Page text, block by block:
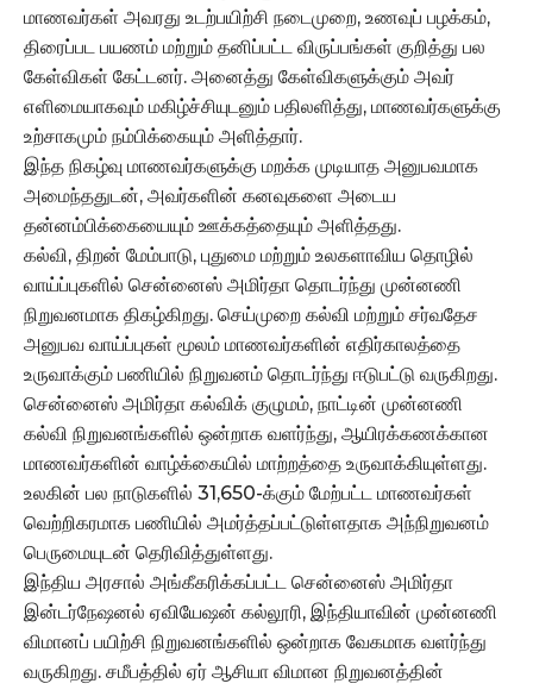
மாணவர்கள் அவரது உடற்பயிற்சி நடைமுறை, உணவுப் பழக்கம்,
திரைப்பட பயணம் மற்றும் தனிப்பட்ட விருப்பங்கள் குறித்து பல
கேள்விகள் கேட்டனர். அனைத்து கேள்விகளுக்கும் அவர்
எளிமையாகவும் மகிழ்ச்சியுடனும் பதிலளித்து, மாணவர்களுக்கு
உற்சாகமும் நம்பிக்கையும் அளித்தார்.
இந்த நிகழ்வு மாணவர்களுக்கு மறக்க முடியாத அனுபவமாக
அமைந்ததுடன், அவர்களின் கனவுகளை அடைய
தன்னம்பிக்கையையும் ஊக்கத்தையும் அளித்தது.
கல்வி, திறன் மேம்பாடு, புதுமை மற்றும் உலகளாவிய தொழில்
வாய்ப்புகளில் சென்னைஸ் அமிர்தா தொடர்ந்து முன்னணி
நிறுவனமாக திகழ்கிறது. செய்முறை கல்வி மற்றும் சர்வதேச
அனுபவ வாய்ப்புகள் மூலம் மாணவர்களின் எதிர்காலத்தை
உருவாக்கும் பணியில் நிறுவனம் தொடர்ந்து ஈடுபட்டு வருகிறது.
சென்னைஸ் அமிர்தா கல்விக் குழுமம், நாட்டின் முன்னணி
கல்வி நிறுவனங்களில் ஒன்றாக வளர்ந்து, ஆயிரக்கணக்கான
மாணவர்களின் வாழ்க்கையில் மாற்றத்தை உருவாக்கியுள்ளது.
உலகின் பல நாடுகளில் 31,650-க்கும் மேற்பட்ட மாணவர்கள்
வெற்றிகரமாக பணியில் அமர்த்தப்பட்டுள்ளதாக அந்நிறுவனம்
பெருமையுடன் தெரிவித்துள்ளது.
இந்திய அரசால் அங்கீகரிக்கப்பட்ட சென்னைஸ் அமிர்தா
இன்டர்நேஷனல் ஏவியேஷன் கல்லூரி, இந்தியாவின் முன்னணி
விமானப் பயிற்சி நிறுவனங்களில் ஒன்றாக வேகமாக வளர்ந்து
வருகிறது. சமீபத்தில் ஏர் ஆசியா விமான நிறுவனத்தின்